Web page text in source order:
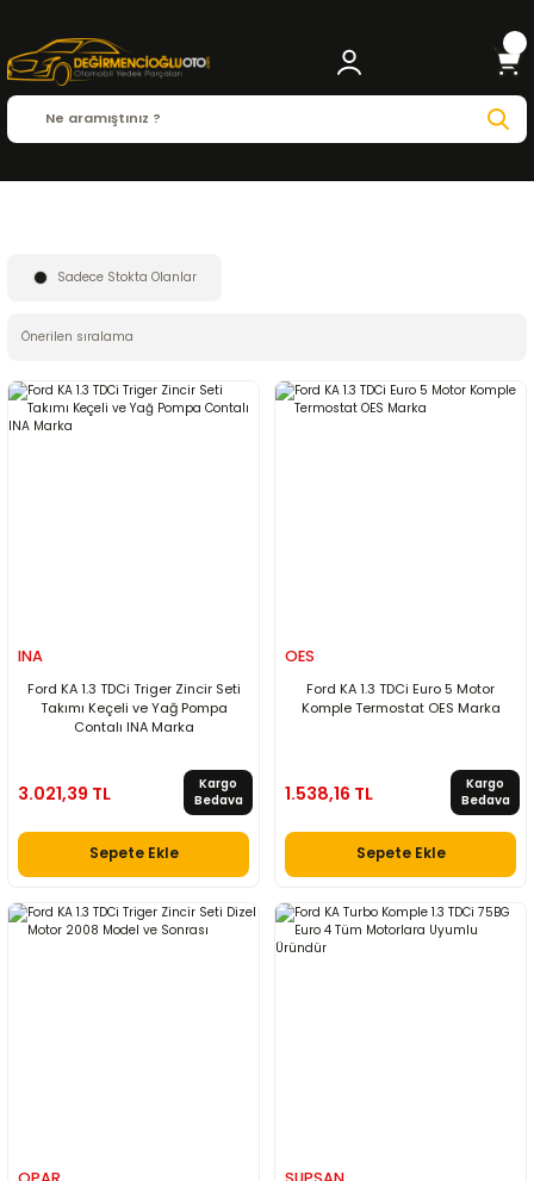
Sadece Stokta Olanlar
INA
Ford KA 1.3 TDCi Triger Zincir Seti
Takımı Keçeli ve Yağ Pompa
Contalı INA Marka
3.021,39 TL
Kargo
Bedava
Sepete Ekle
OES
Ford KA 1.3 TDCi Euro 5 Motor
Komple Termostat OES Marka
1.538,16 TL
Kargo
Bedava
Sepete Ekle